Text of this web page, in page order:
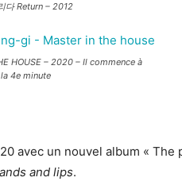
다 Return – 2012
HOUSE – 2020 – Il commence à
4e minute
avec un nouvel album « The
and lips.